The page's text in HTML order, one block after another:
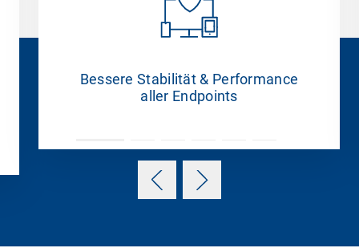
Bessere Stabilität & Performance
aller Endpoints